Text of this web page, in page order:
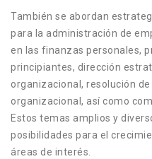
También se abordan
para la administración de
en las finanzas personales,
principiantes, dirección
organizacional, resolución
organizacional, así como
Estos temas amplios y
posibilidades para el
áreas de interés.